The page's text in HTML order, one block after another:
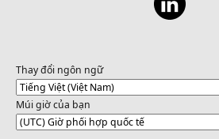
Thay đổi ngôn ngữ
Múi giờ của bạn